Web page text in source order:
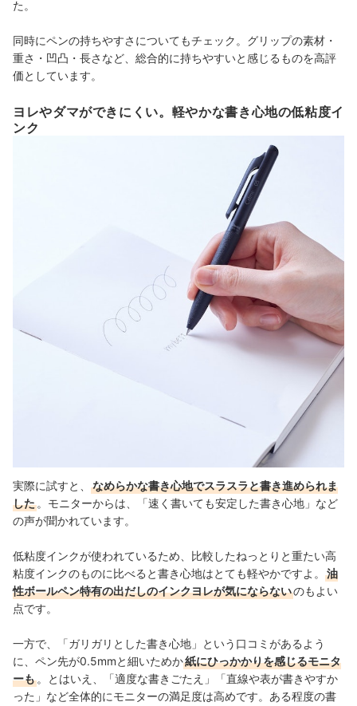
た。
同時にペンの持ちやすさについてもチェック。グリップの素材・
重さ・凹凸・長さなど、総合的に持ちやすいと感じるものを高評
価としています。
ヨレやダマができにくい。軽やかな書き心地の低粘度イ
ンク
実際に試すと、
なめらかな書き心地でスラスラと書き進められま
した 。モニターからは、「速く書いても安定した書き心地」など
の声が聞かれています。
低粘度インクが使われているため、比較したねっとりと重たい高
粘度インクのものに比べると書き心地はとても軽やかですよ。
油
性ボールペン特有の出だしのインクヨレが気にならないのもよい
点です。
一方で、「ガリガリとした書き心地」という口コミがあるよう
に、ペン先が0.5mmと細いためか紙にひっかかりを感じるモニタ
ーも 。とはいえ、「適度な書きごたえ」「直線や表が書きやすか
った」など全体的にモニターの満足度は高めです。ある程度の書